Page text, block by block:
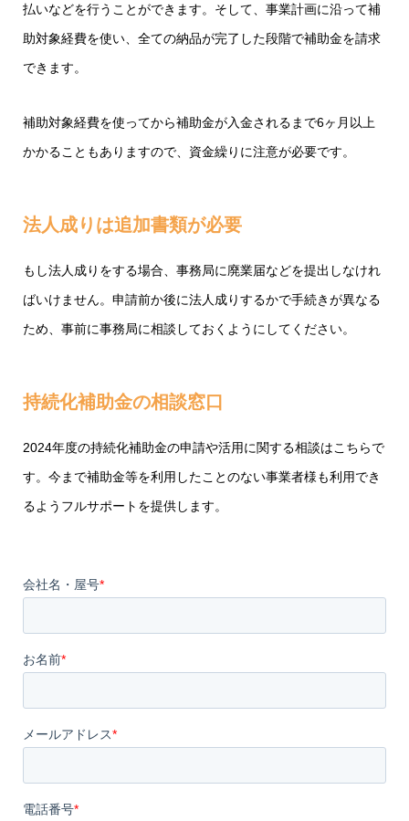
払いなどを行うことができます。そして、事業計画に沿って補
助対象経費を使い、全ての納品が完了した段階で補助金を請求
できます。
補助対象経費を使ってから補助金が入金されるまで6ヶ月以上
かかることもありますので、資金繰りに注意が必要です。
法人成りは追加書類が必要
もし法人成りをする場合、事務局に廃業届などを提出しなけれ
ばいけません。申請前か後に法人成りするかで手続きが異なる
ため、事前に事務局に相談しておくようにしてください。
持続化補助金の相談窓口
2024年度の持続化補助金の申請や活用に関する相談はこちらで
す。今まで補助金等を利用したことのない事業者様も利用でき
るようフルサポートを提供します。